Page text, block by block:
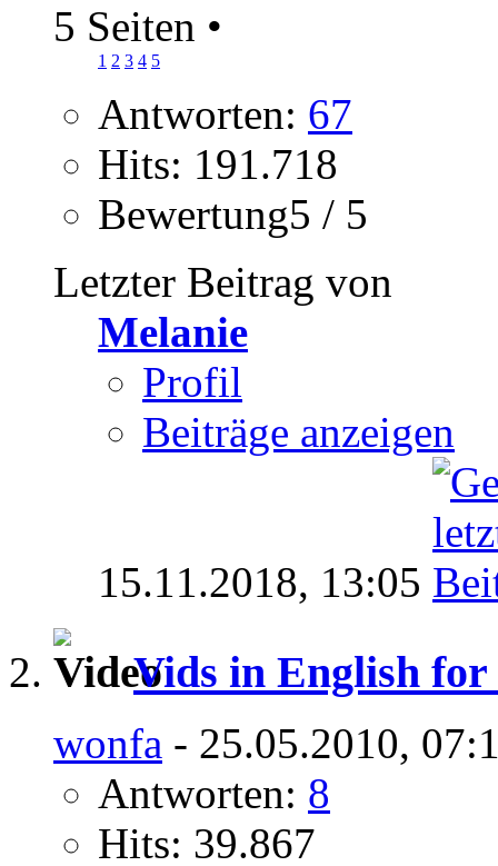
5 Seiten •
1 2 3 4 5
Antworten: 67
Hits: 191.718
Bewertung5 / 5
Letzter Beitrag von
Melanie
Profil
Beiträge anzeigen
15.11.2018, 13:05
Vids in English for
wonfa - 25.05.2010,
Antworten: 8
Hits: 39.867